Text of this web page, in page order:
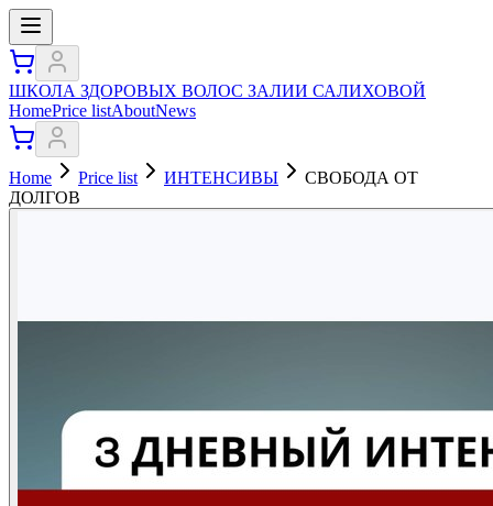
ШКОЛА ЗДОРОВЫХ ВОЛОС ЗАЛИИ САЛИХОВОЙ
HomePrice listAboutNews
Home Price list ИНТЕНСИВЫ
СВОБОДА ОТ
ДОЛГОВ